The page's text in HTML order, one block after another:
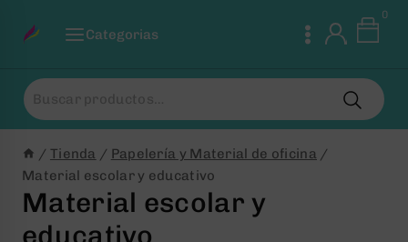
Categorias
0
Buscar
por:
/ Tienda / Papelería y Material de oficina /
Material escolar y educativo
Material escolar y